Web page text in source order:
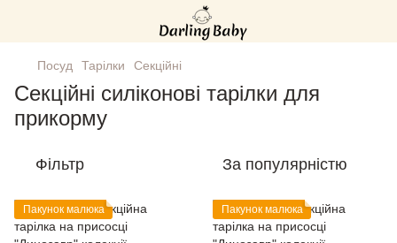
Посуд Тарілки Секційні
Секційні силіконові тарілки для
прикорму
Фільтр За популярністю
Пакунок малюка Пакунок малюка